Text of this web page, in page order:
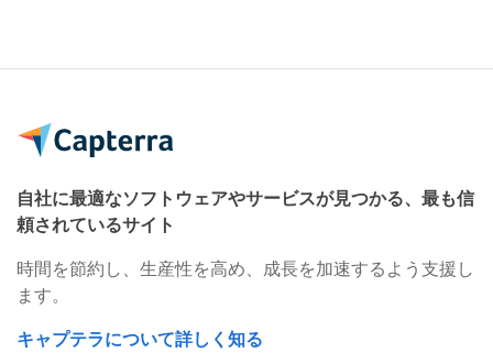
自社に最適なソフトウェアやサービスが見つかる、最も信
頼されているサイト
時間を節約し、生産性を高め、成長を加速するよう支援し
ます。
キャプテラについて詳しく知る